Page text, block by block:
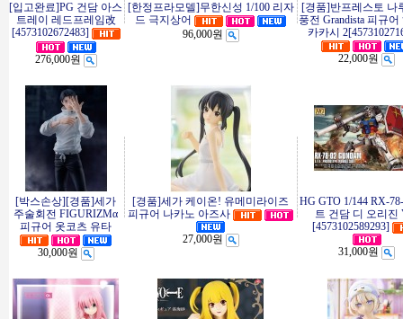
[입고완료]PG 건담 아스
트레이 레드프레임改
[4573102672483]
276,000원
[한정프라모델]무한신성 1/100 리자
드 극지상어
96,000원
[경품]반프레스토 나
풍전 Grandista 피규
카카시
22,000원
[박스손상][경품]세가
주술회전 FIGURIZMα
피규어 옷코츠 유타
30,000원
[경품]세가 케이온! 유메미라이즈
피규어 나카노 아즈사
27,000원
HG GTO 1/144 RX-
트 건담 디 오리진
[4573102589293]
31,000원